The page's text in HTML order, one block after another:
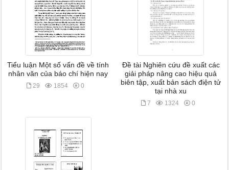
Tiểu luận Một số vấn đề về tính
nhân văn của báo chí hiện nay
29 1854 0
Đề tài Nghiên cứu đề xuất các
giải pháp nâng cao hiệu quả
biên tập, xuất bản sách điện tử
tại nhà xu
7 1324 0